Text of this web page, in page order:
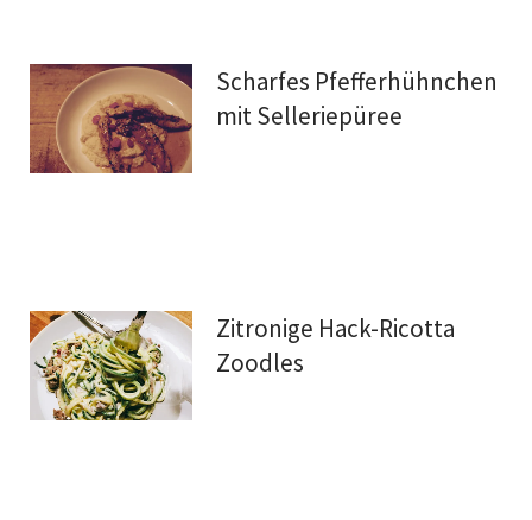
Scharfes Pfefferhühnchen
mit Selleriepüree
Zitronige Hack-Ricotta
Zoodles